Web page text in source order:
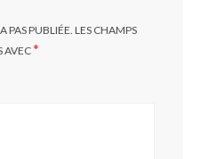
PAS PUBLIÉE. LES CHAMPS
AVEC*